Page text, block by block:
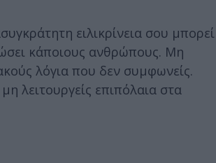
ειλικρίνεια σου μπορεί
κάποιους ανθρώπους. Μη
λόγια που δεν συμφωνείς.
λειτουργείς επιπόλαια στα